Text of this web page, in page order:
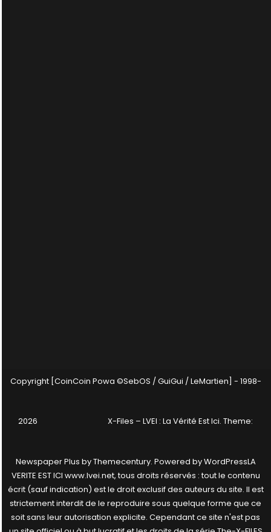
Copyright [CoinCoin Powa ©SebOS / GuiGui / LeMartien] - 1998-
2026 X-Files – LVEI : La Vérité Est Ici. Theme:
Newspaper Plus byThemecentury. Powered byWordPressLA
VERITE EST ICI www.lvei.net, tous droits réservés : tout le contenu
écrit (sauf indication) est le droit exclusif des auteurs du site. Il est
strictement interdit de le reproduire sous quelque forme que ce
soit sans leur autorisation explicite. Cependant ce site n'est pas